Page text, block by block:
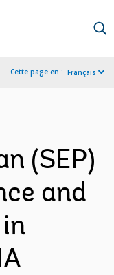
Cette page en : Français
(SEP)
and